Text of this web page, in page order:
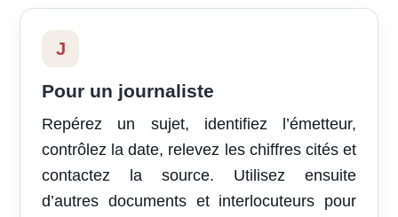
J
Pour un journaliste
Repérez un sujet, identifiez l’émetteur,
contrôlez la date, relevez les chiffres cités et
contactez la source. Utilisez ensuite
d’autres documents et interlocuteurs pour